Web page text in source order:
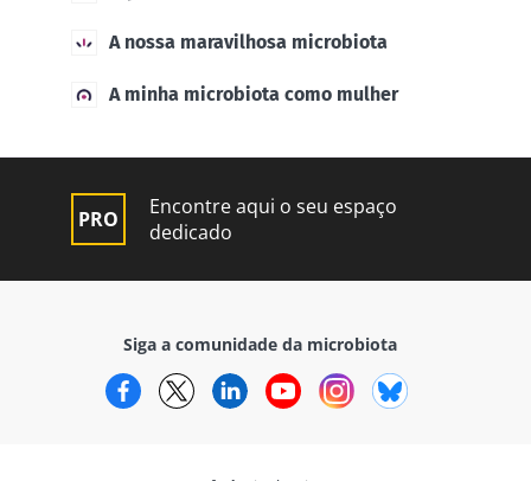
A nossa maravilhosa microbiota
A minha microbiota como mulher
Encontre aqui o seu espaço
dedicado
Siga a comunidade da microbiota
FacebookTwitterLinkedInYouTubeInstagram